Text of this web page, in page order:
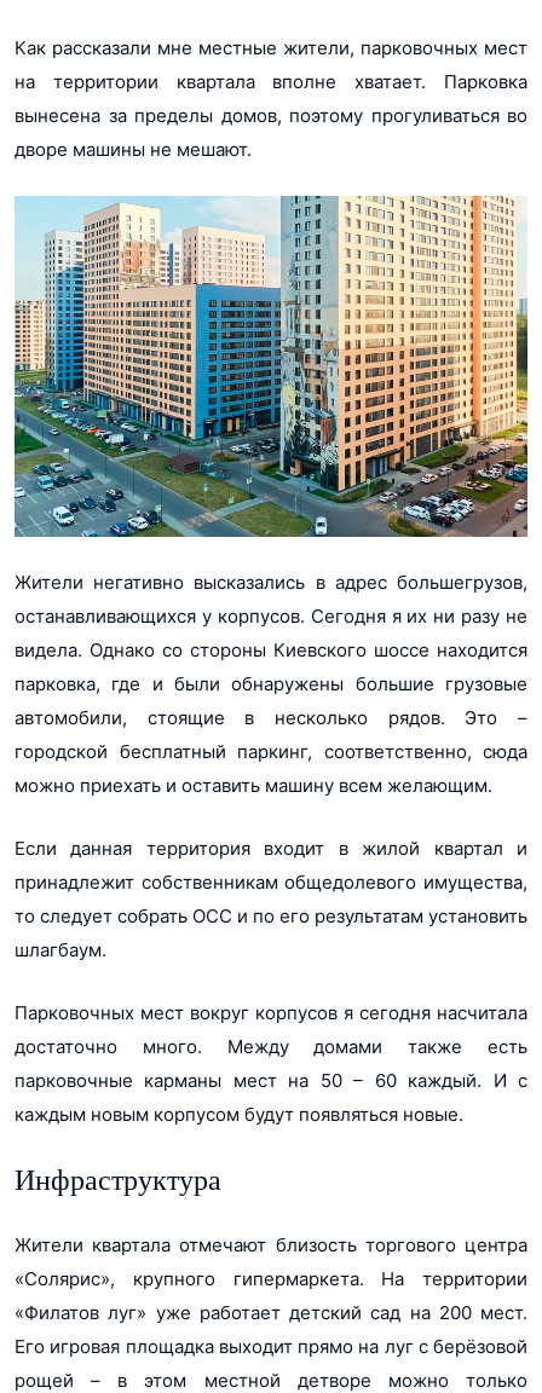
Как рассказали мне местные жители, парковочных мест
на территории квартала вполне хватает. Парковка
вынесена за пределы домов, поэтому прогуливаться во
дворе машины не мешают.
Жители негативно высказались в адрес большегрузов,
останавливающихся у корпусов. Сегодня я их ни разу не
видела. Однако со стороны Киевского шоссе находится
парковка, где и были обнаружены большие грузовые
автомобили, стоящие в несколько рядов. Это –
городской бесплатный паркинг, соответственно, сюда
можно приехать и оставить машину всем желающим.
Если данная территория входит в жилой квартал и
принадлежит собственникам общедолевого имущества,
то следует собрать ОСС и по его результатам установить
шлагбаум.
Парковочных мест вокруг корпусов я сегодня насчитала
достаточно много. Между домами также есть
парковочные карманы мест на 50 – 60 каждый. И с
каждым новым корпусом будут появляться новые.
Инфраструктура
Жители квартала отмечают близость торгового центра
«Солярис», крупного гипермаркета. На территории
«Филатов луг» уже работает детский сад на 200 мест.
Его игровая площадка выходит прямо на луг с берёзовой
рощей – в этом местной детворе можно только